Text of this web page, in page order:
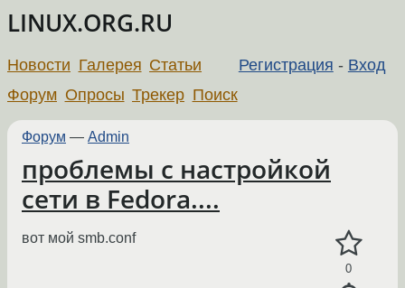
LINUX.ORG.RU
Регистрация - Вход
Новости Галерея Статьи
Форум Опросы Трекер Поиск
Форум — Admin
проблемы с настройкой
сети в Fedora....
0
вот мой smb.conf